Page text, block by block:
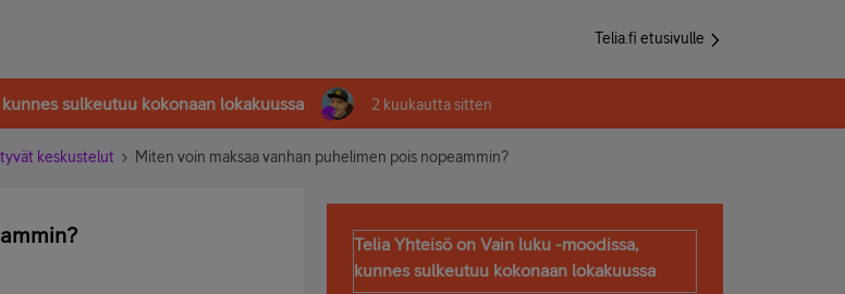
Telia.fi etusivulle
sulkeutuu kokonaan lokakuussa 2 kuukautta sitten
keskustelut Miten voin maksaa vanhan puhelimen pois nopeammin?
Telia Yhteisö on Vain luku -moodissa,
kunnes sulkeutuu kokonaan lokakuussa